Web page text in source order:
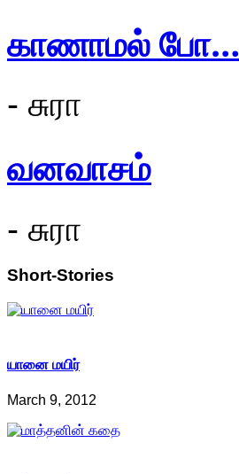
காணாமல் போ…
- சுரா
வனவாசம்
- சுரா
Short-Stories
யானை மயிர்
March 9, 2012